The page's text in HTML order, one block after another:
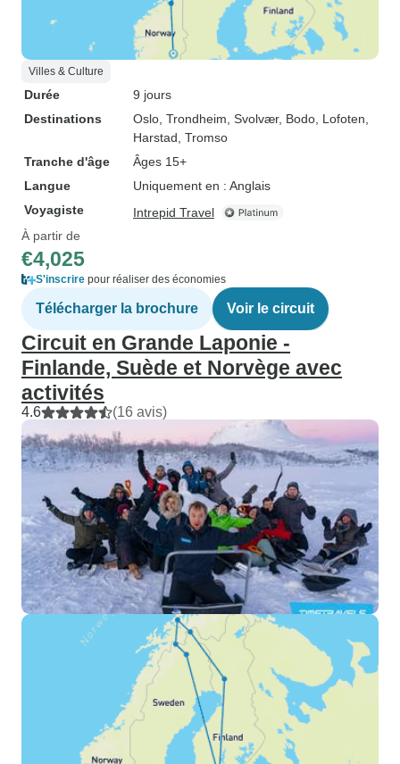
Villes & Culture
Durée
9 jours
Destinations
Oslo , Trondheim , Svolvær, Bodo , Lofoten
Harstad , Tromso
Tranche d'âge
Âges 15+
Langue
Uniquement en : Anglais
Voyagiste
Intrepid Travel
À partir de
€4,025
S'inscrire pour réaliser des économies
Télécharger la brochure Voir le circuit
Circuit en Grande Laponie -
Finlande, Suède et Norvège avec
activités
4.6 (16 avis)